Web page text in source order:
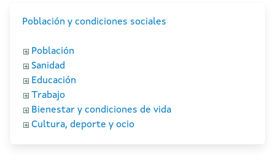
Población y condiciones sociales
Población
Sanidad
Educación
Trabajo
Bienestar y condiciones de vida
Cultura, deporte y ocio